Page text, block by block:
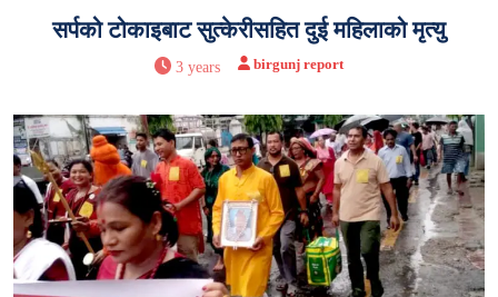
सर्पको टोकाइबाट सुत्केरीसहित दुई महिलाको मृत्यु
3 years birgunj report